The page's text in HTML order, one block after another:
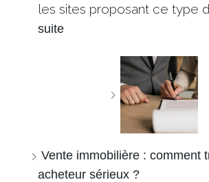
les sites proposant ce type
suite
Vente immobilière : comment
acheteur sérieux ?